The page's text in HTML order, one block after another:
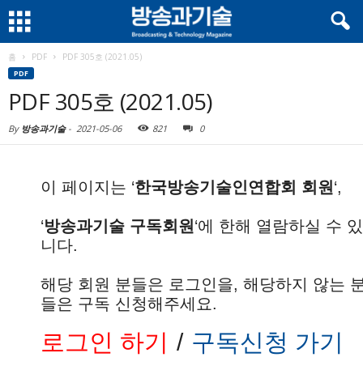
홈 PDF PDF 305호 (2021.05)
PDF
PDF 305호 (2021.05)
By 방송과기술- 2021-05-06 821 0
이 페이지는 ‘한국방송기술인연합회 회원 ‘,
‘방송과기술 구독회원 ‘에 한해 열람하실 수
니다.
해당 회원 분들은 로그인을, 해당하지 않는
들은 구독 신청해주세요.
로그인 하기 / 구독신청 가기